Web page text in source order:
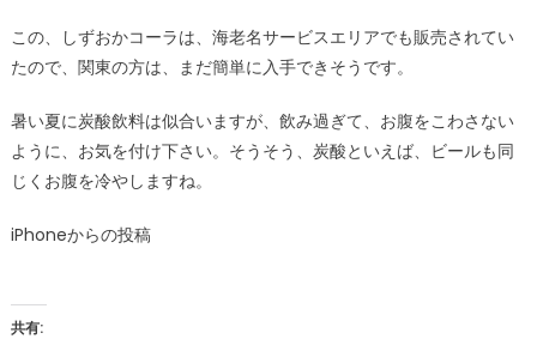
この、しずおかコーラは、海老名サービスエリアでも販売されてい
たので、関東の方は、まだ簡単に入手できそうです。
暑い夏に炭酸飲料は似合いますが、飲み過ぎて、お腹をこわさない
ように、お気を付け下さい。そうそう、炭酸といえば、ビールも同
じくお腹を冷やしますね。
iPhoneからの投稿
共有: